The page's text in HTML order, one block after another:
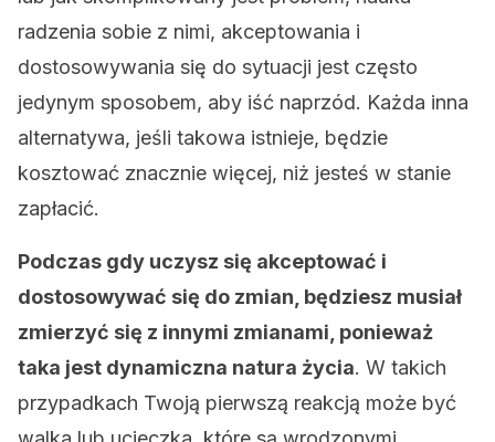
radzenia sobie z nimi, akceptowania i
dostosowywania się do sytuacji jest często
jedynym sposobem, aby iść naprzód. Każda inna
alternatywa, jeśli takowa istnieje, będzie
kosztować znacznie więcej, niż jesteś w stanie
zapłacić.
Podczas gdy uczysz się akceptować i
dostosowywać się do zmian, będziesz musiał
zmierzyć się z innymi zmianami, ponieważ
taka jest dynamiczna natura życia. W takich
przypadkach Twoją pierwszą reakcją może być